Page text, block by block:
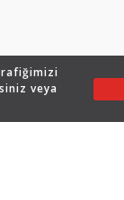
veya
Pırlanta - Bu